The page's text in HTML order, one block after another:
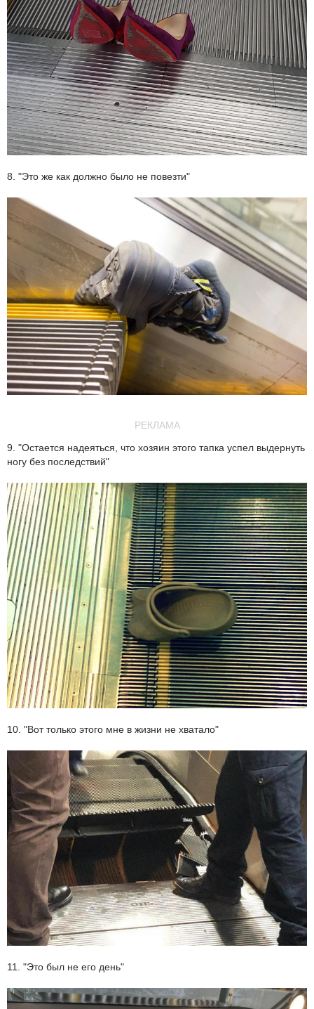
8. "Это же как должно было не повезти"
РЕКЛАМА
9. "Остается надеяться, что хозяин этого тапка успел выдернуть
ногу без последствий"
10. "Вот только этого мне в жизни не хватало"
11. "Это был не его день"